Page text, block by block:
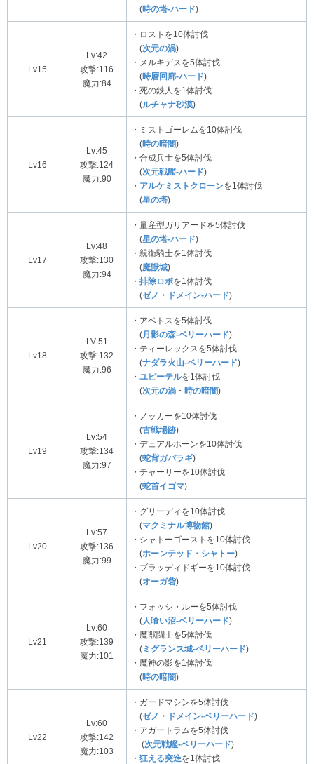
(時の塔-ハード)
Lv15
Lv:42
攻撃:116
魔力:84
・ロストを10体討伐
(次元の渦)
・メルキデスを5体討伐
(時層回廊-ハード)
・死の鉄人を1体討伐
(ルチャナ砂漠)
Lv16
Lv:45
攻撃:124
魔力:90
・ミストゴーレムを10体討伐
(時の暗闇)
・合成兵士を5体討伐
(次元戦艦-ハード)
・ アルケミストクローンを1体討伐
(星の塔)
Lv17
Lv:48
攻撃:130
魔力:94
・量産型ガリアードを5体討伐
(星の塔-ハード)
・親衛騎士を1体討伐
(魔獣城)
・ 排除ロボを1体討伐
(ゼノ・ドメイン-ハード)
Lv18
LV:51
攻撃:132
魔力:96
・アベトスを5体討伐
(月影の森-ベリーハード)
・ティーレックスを5体討伐
(ナダラ火山-ベリーハード)
・ ユピーテルを1体討伐
(次元の渦 ・ 時の暗闇)
Lv19
Lv:54
攻撃:134
魔力:97
・ノッカーを10体討伐
(古戦場跡)
・デュアルホーンを10体討伐
(蛇背ガバラギ)
・チャーリーを10体討伐
(蛇首イゴマ)
Lv20
Lv:57
攻撃:136
魔力:99
・グリーディを10体討伐
(マクミナル博物館)
・シャトーゴーストを10体討伐
(ホーンテッド・シャトー)
・ブラッディドギーを10体討伐
(オーガ砦)
Lv21
Lv:60
攻撃:139
魔力:101
・フォッシ・ルーを5体討伐
( 人喰い沼-ベリーハード)
・魔獣闘士を5体討伐
( ミグランス城-ベリーハード)
・魔神の影を1体討伐
(時の暗闇)
Lv22
Lv:60
攻撃:142
魔力:103
・ガードマシンを5体討伐
(ゼノ・ドメイン-ベリーハード)
・アガートラムを5体討伐
(次元戦艦-ベリーハード)
・ 狂える突進を1体討伐